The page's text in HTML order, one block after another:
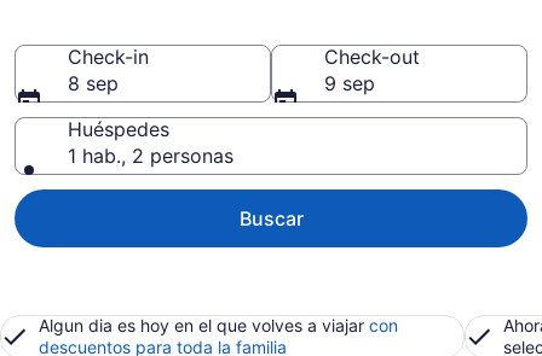
Check-in
8 sep
Check-out
9 sep
Huéspedes
1 hab., 2 personas
Buscar
Algun dia es hoy en el que volves a viajar con
descuentos para toda la familia